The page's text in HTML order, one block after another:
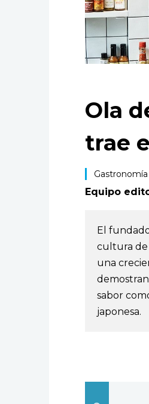
Ola
trae
Gastronomía
Equipo
El
cultura de
una
sabor
japonesa.